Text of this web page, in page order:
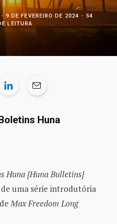
9 DE FEVEREIRO DE 2024
54
LEITURA
Huna
Huna[Huna Bulletins]
uma série introdutória
Max Freedom Long